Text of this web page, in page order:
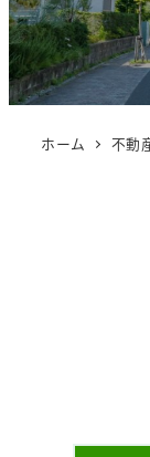
ホーム 不動